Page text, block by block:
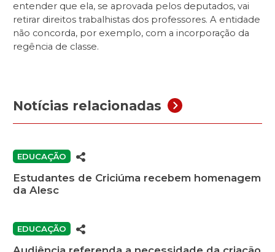
entender que ela, se aprovada pelos deputados, vai
retirar direitos trabalhistas dos professores. A entidade
não concorda, por exemplo, com a incorporação da
regência de classe.
Notícias relacionadas
EDUCAÇÃO
Estudantes de Criciúma recebem homenagem
da Alesc
EDUCAÇÃO